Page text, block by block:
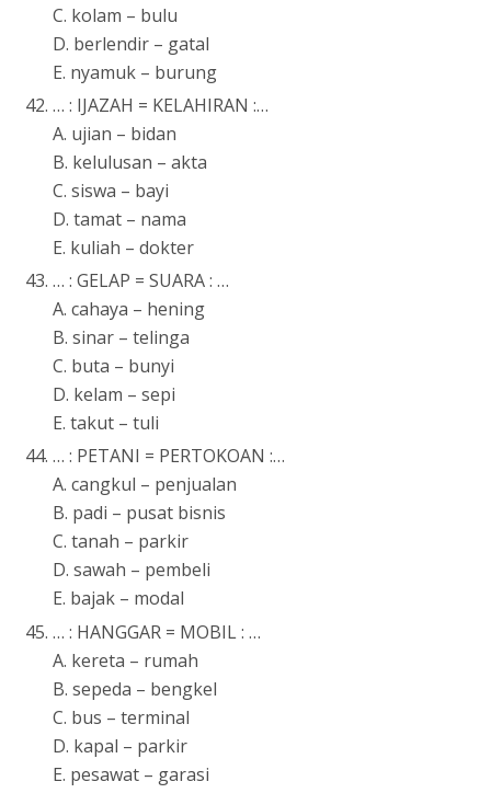
C. kolam – bulu
D. berlendir – gatal
E. nyamuk – burung
… : IJAZAH = KELAHIRAN :…
A. ujian – bidan
B. kelulusan – akta
C. siswa – bayi
D. tamat – nama
E. kuliah – dokter
… : GELAP = SUARA : …
A. cahaya – hening
B. sinar – telinga
C. buta – bunyi
D. kelam – sepi
E. takut – tuli
… : PETANI = PERTOKOAN :…
A. cangkul – penjualan
B. padi – pusat bisnis
C. tanah – parkir
D. sawah – pembeli
E. bajak – modal
… : HANGGAR = MOBIL : …
A. kereta – rumah
B. sepeda – bengkel
C. bus – terminal
D. kapal – parkir
E. pesawat – garasi